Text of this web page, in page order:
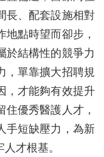
長、配套設施相對
點時望而卻步，
於結構性的競爭力
，單靠擴大招聘規
，才能夠有效提升
優秀醫護人才，
手短缺壓力，為新
才根基。